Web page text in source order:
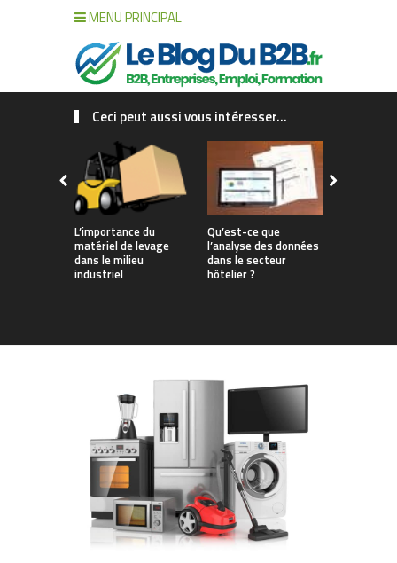
MENU PRINCIPAL
Ceci peut aussi vous intéresser...
L’importance du
matériel de levage
dans le milieu
industriel
Qu’est-ce que
l’analyse des données
dans le secteur
hôtelier ?